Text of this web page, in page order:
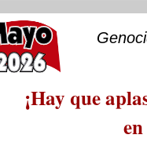
¡Hay que